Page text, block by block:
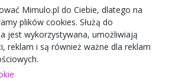
GDPR
Mimulo.pl do Ciebie, dlatego na
plików cookies. Służą do
jest wykorzystywana, umożliwiają
reklam i są również ważne dla reklam